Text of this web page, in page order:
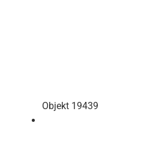
Objekt 19439